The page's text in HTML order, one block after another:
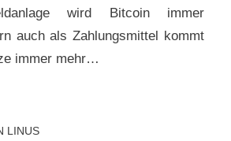
wird Bitcoin immer
auch als Zahlungsmittel kommt
immer mehr…
LINUS